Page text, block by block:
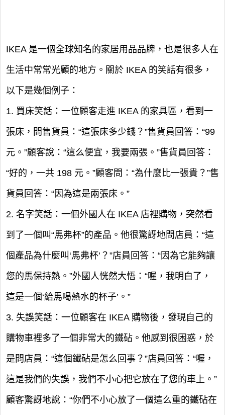
IKEA 是一個全球知名的家居用品品牌，也是很多人在
生活中常常光顧的地方。關於 IKEA 的笑話有很多，
以下是幾個例子：
1. 買床笑話：一位顧客走進 IKEA 的家具區，看到一
張床，問售貨員：“這張床多少錢？”售貨員回答：“99
元。”顧客說：“這么便宜，我要兩張。”售貨員回答：
“好的，一共 198 元。”顧客問：“為什麼比一張貴？”售
貨員回答：“因為這是兩張床。”
2. 名字笑話：一個外國人在 IKEA 店裡購物，突然看
到了一個叫“馬弗杯”的產品。他很驚訝地問店員：“這
個產品為什麼叫‘馬弗杯’？”店員回答：“因為它能夠讓
您的馬保持熱。”外國人恍然大悟：“喔，我明白了，
這是一個‘給馬喝熱水的杯子’。”
3. 失誤笑話：一位顧客在 IKEA 購物後，發現自己的
購物車裡多了一個非常大的鐵砧。他感到很困惑，於
是問店員：“這個鐵砧是怎么回事？”店員回答：“喔，
這是我們的失誤，我們不小心把它放在了您的車上。”
顧客驚訝地說：“你們不小心放了一個這么重的鐵砧在